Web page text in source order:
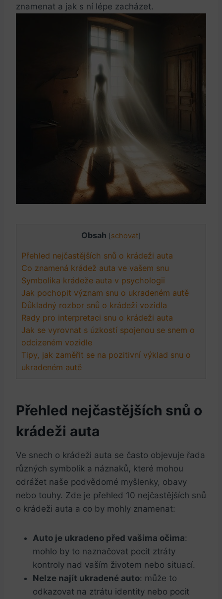
znamenat ‍a jak s ní⁢ lépe zacházet.
Obsah [schovat]
Přehled nejčastějších snů o krádeži auta
Co znamená krádež auta ve‍ vašem snu
Symbolika​ krádeže auta v psychologii
Jak⁢ pochopit význam snu o ukradeném autě
Důkladný rozbor snů o krádeži vozidla
Rady pro interpretaci snu o krádeži auta
Jak se vyrovnat s úzkostí spojenou se ​snem o
odcizeném vozidle
Tipy, jak zaměřit se na pozitivní výklad snu o​
ukradeném autě
Přehled nejčastějších snů o
krádeži auta
Ve snech o krádeži auta⁤ se často objevuje řada
různých ‍symbolik a⁣ náznaků, které mohou
odrážet naše podvědomé myšlenky, ⁤obavy
nebo touhy. Zde je přehled 10 nejčastějších snů‌
o krádeži auta a co by mohly znamenat:
Auto je ukradeno před vašima očima:
mohlo by to naznačovat pocit ztráty
kontroly nad vaším životem nebo situací.
Nelze najít ukradené auto:​ může to
odkazovat na ztrátu identity nebo pocit